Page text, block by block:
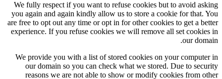
We fully respect if you want to refuse cookies but to avoid asking
you again and again kindly allow us to store a cookie for that. You
are free to opt out any time or opt in for other cookies to get a better
experience. If you refuse cookies we will remove all set cookies in
our domain.
We provide you with a list of stored cookies on your computer in
our domain so you can check what we stored. Due to security
reasons we are not able to show or modify cookies from other